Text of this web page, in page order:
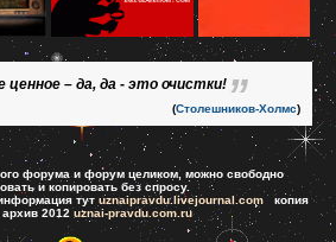
– да, да - это очистки!
(Столешников-Холмс)
форума и форум целиком, можно свободно
и копировать без спросу.
тут uznaipravdu.livejournal.comкопия
2012uznai-pravdu.com.ru